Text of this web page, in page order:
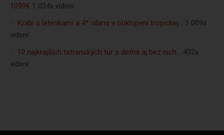
1099€ 1 034x videní
Krabi s letenkami a 4* vilami v obklopení tropickej… 1 009x
videní
10 najkrajších tatranských túr s deťmi aj bez nich… 432x
videní